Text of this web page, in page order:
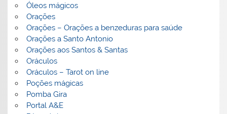
Óleos mágicos
Orações
Orações – Orações a benzeduras para saúde
Orações a Santo Antonio
Orações aos Santos & Santas
Oráculos
Oráculos – Tarot on line
Poções mágicas
Pomba Gira
Portal A&E